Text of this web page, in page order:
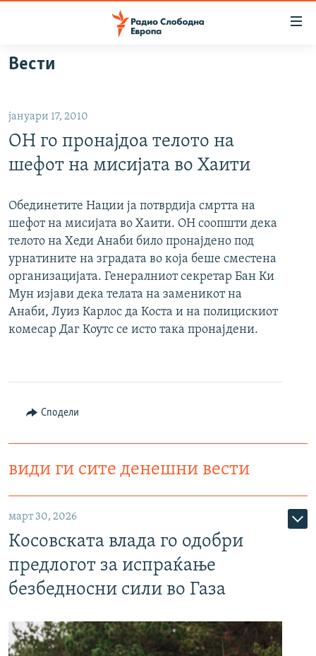
Оди
на
Оди
на
главната
навигација
Премини
на
пребарување
ВИЗУЕЛНО
ШТО ТРЕБА ДА ЗНАЕТЕ
ПРИЈАВИ СЕ ЗА ЊУЗЛЕТЕР
ПОДКАСТ ЗОШТО?
СЛЕДЕТЕ НЕ
РСЕ веб страници
Вести
јануари 17, 2010
ОН го пронајдоа телото на
шефот на мисијата во Хаити
Обединетите Нации ја потврдија смртта на
шефот на мисијата во Хаити. ОН соопшти дека
телото на Хеди Анаби било пронајдено под
урнатините на зградата во која беше сместена
организацијата. Генералниот секретар Бан Ки
Мун изјави дека телата на заменикот на
Анаби, Луиз Карлос да Коста и на полицискиот
комесар Даг Коутс се исто така пронајдени.
Сподели
види ги сите денешни вести
март 30, 2026
Косовската влада го одобри
предлогот за испраќање
безбедносни сили во Газа